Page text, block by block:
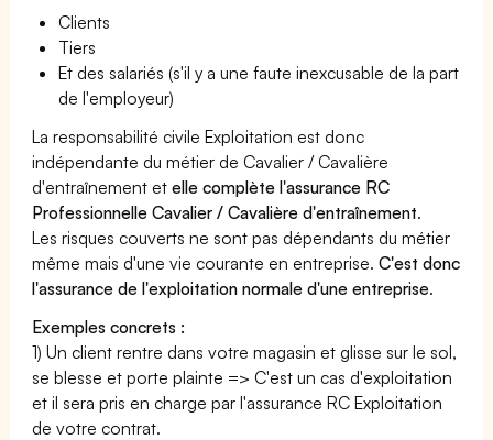
Clients
Tiers
Et des salariés (s'il y a une faute inexcusable de la part
de l'employeur)
La responsabilité civile Exploitation est donc
indépendante du métier de Cavalier / Cavalière
d'entraînement etelle complète l'assurance RC
Professionnelle Cavalier / Cavalière d'entraînement.
Les risques couverts ne sont pas dépendants du métier
même mais d'une vie courante en entreprise.C'est donc
l'assurance de l'exploitation normale d'une entreprise.
Exemples concrets :
1) Un client rentre dans votre magasin et glisse sur le sol,
se blesse et porte plainte => C'est un cas d'exploitation
et il sera pris en charge par l'assurance RC Exploitation
de votre contrat.